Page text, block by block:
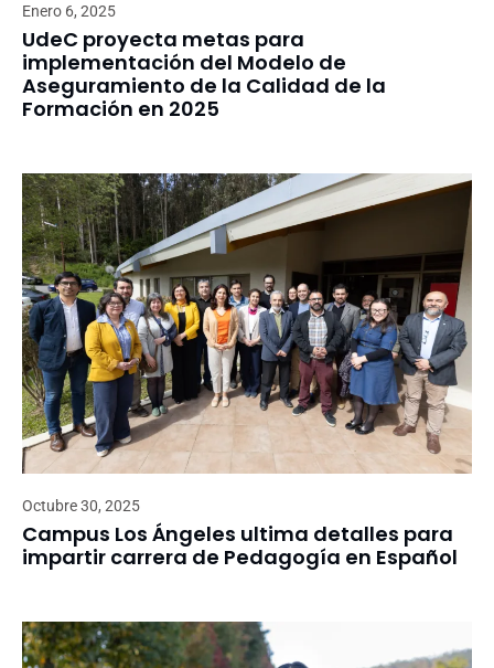
Enero 6, 2025
UdeC proyecta metas para
implementación del Modelo de
Aseguramiento de la Calidad de la
Formación en 2025
Octubre 30, 2025
Campus Los Ángeles ultima detalles para
impartir carrera de Pedagogía en Español